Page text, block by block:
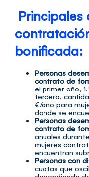
Principales
bonificada:
Personas
contrato de
el primer año,
tercero,
€/año para
donde se
Personas
contrato de
anuales
mujeres
encuentran
Personas con
cuotas que